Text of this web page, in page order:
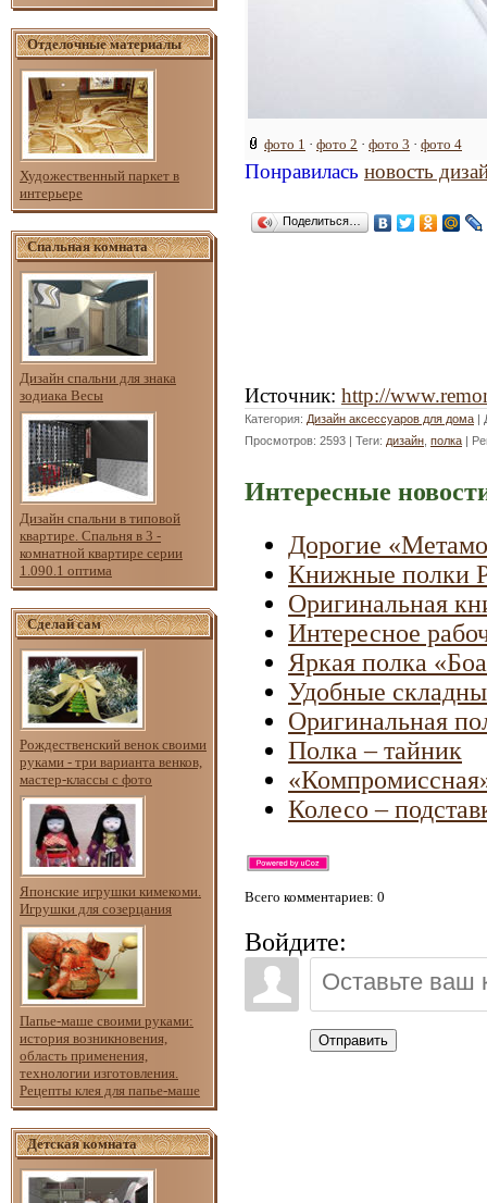
Отделочные материалы
Художественный паркет в
интерьере
Спальная комната
Дизайн спальни для знака
зодиака Весы
Дизайн спальни в типовой
квартире. Спальня в 3 -
комнатной квартире серии
1.090.1 оптима
Сделай сам
Рождественский венок своими
руками - три варианта венков,
мастер-классы с фото
Японские игрушки кимекоми.
Игрушки для созерцания
Папье-маше своими руками:
история возникновения,
область применения,
технологии изготовления.
Рецепты клея для папье-маше
Детская комната
фото 1 · фото 2 · фото 3 · фото 4
Понравилась новость
Поделиться…
Источник: http://
Категория: Дизайн аксессуаров для дома |
Просмотров: 2593 | Теги: дизайн полка |
Интересные
Дорогие
Книжные полки
Оригинальная
Интересное
Яркая полка
Удобные
Оригинальная
Полка – тайник
Колесо –
Всего комментариев: 0
Войдите:
Отправить